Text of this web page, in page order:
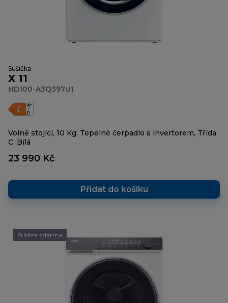
Sušička
X 11
HD100-A3Q397U1
Volně stojící, 10 Kg, Tepelné čerpadlo s invertorem, Třída
C, Bílá
23 990 Kč
Přidat do košíku
Fritéza zdarma